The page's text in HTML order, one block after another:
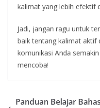
kalimat yang lebih efektif
Jadi, jangan ragu untuk
baik tentang kalimat aktif
komunikasi Anda
mencoba!
Panduan Belajar